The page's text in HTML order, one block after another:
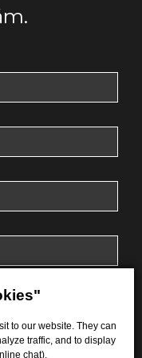
to our website. They can
traffic, and to display
chat).